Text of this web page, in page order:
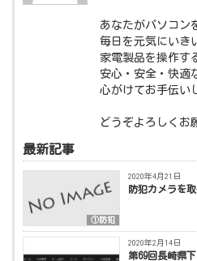
あなたがパソコン
毎日を元気にいき
家電製品を操作す
安心・安全・快適
心がけてお手伝い
どうぞよろしくお
最新記事
①防犯
2020年4月21日
防犯カメラを
2020年2月14日
第69回長崎県